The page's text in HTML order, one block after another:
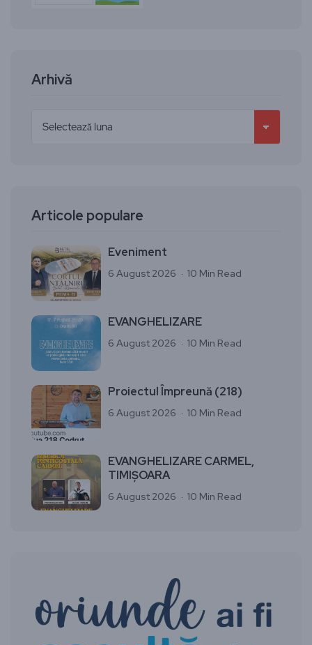
Arhivă
Articole populare
Eveniment
6 August 2026 10 Min Read
EVANGHELIZARE
6 August 2026 10 Min Read
Proiectul Împreună (218)
6 August 2026 10 Min Read
EVANGHELIZARE CARMEL,
TIMIȘOARA
6 August 2026 10 Min Read